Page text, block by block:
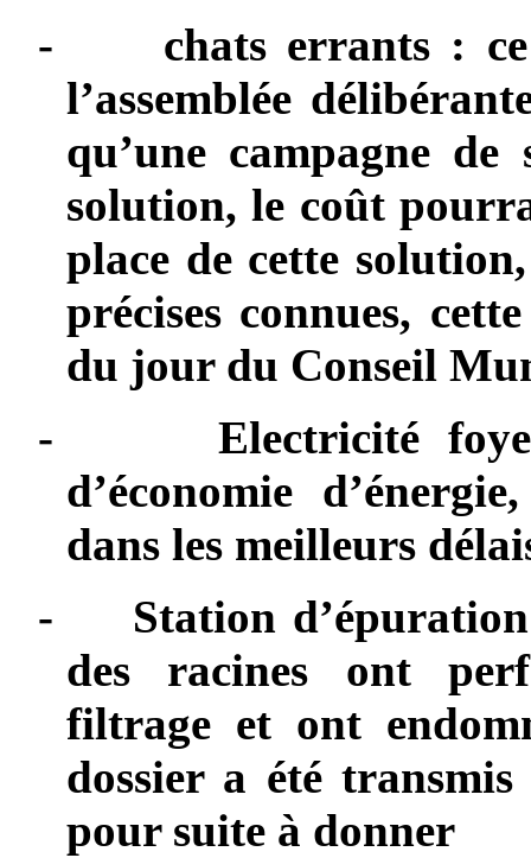
-
chats errants :
l’assemblée
qu’une campagne
solution, le coût
place de cette
précises connues,
du jour du Conseil
-
Electricité
d’économie
dans les meilleurs
-
Station
des racines ont
filtrage et ont
dossier a été
pour suite à donner